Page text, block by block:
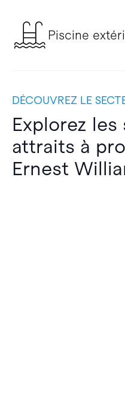
Piscine
DÉCOUVREZ LE
Explorez
attraits à
Ernest